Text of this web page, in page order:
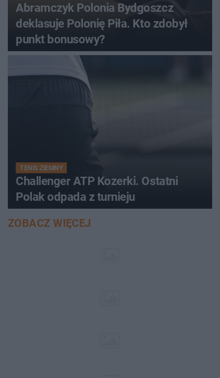
Abramczyk Polonia Bydgoszcz
deklasuje Polonię Piła. Kto zdobył
punkt bonusowy?
TENIS ZIEMNY
Challenger ATP Kozerki. Ostatni
Polak odpada z turnieju
ZOBACZ WIĘCEJ